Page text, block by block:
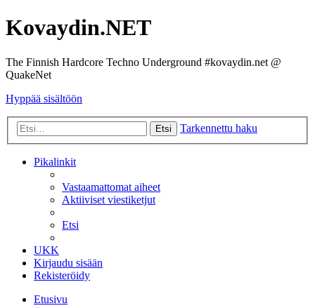
Kovaydin.NET
The Finnish Hardcore Techno Underground #kovaydin.net @
QuakeNet
Hyppää sisältöön
Etsi Tarkennettu haku
Pikalinkit
Vastaamattomat aiheet
Aktiiviset viestiketjut
Etsi
UKK
Kirjaudu sisään
Rekisteröidy
Etusivu